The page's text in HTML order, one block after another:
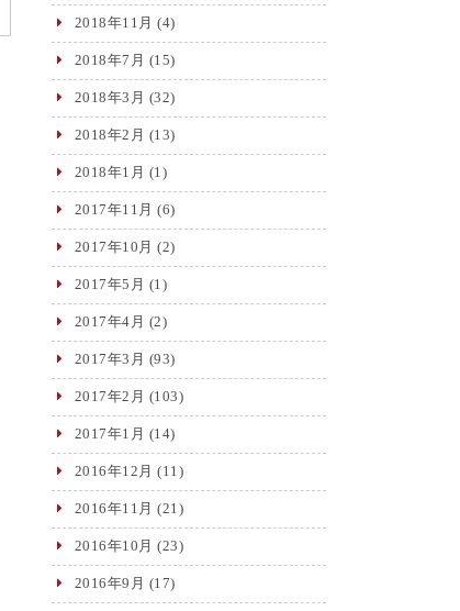
2018年11月 (4)
2018年7月 (15)
2018年3月 (32)
2018年2月 (13)
2018年1月 (1)
2017年11月 (6)
2017年10月 (2)
2017年5月 (1)
2017年4月 (2)
2017年3月 (93)
2017年2月 (103)
2017年1月 (14)
2016年12月 (11)
2016年11月 (21)
2016年10月 (23)
2016年9月 (17)